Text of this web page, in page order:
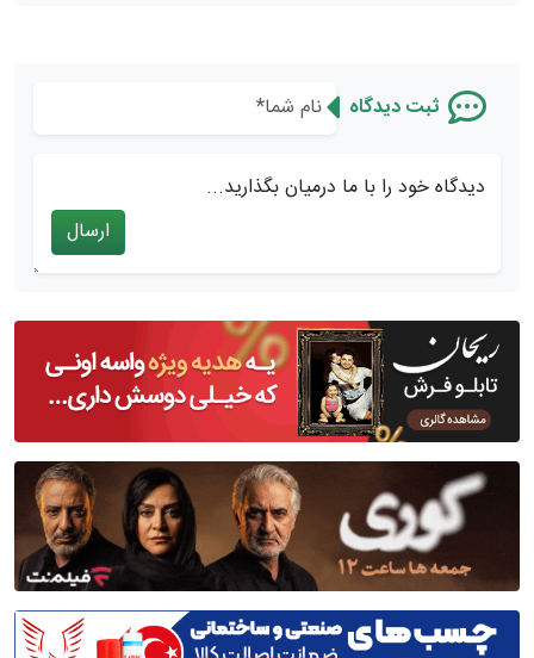
ثبت دیدگاه
دیدگاه خود را با ما درمیان بگذارید...
ارسال